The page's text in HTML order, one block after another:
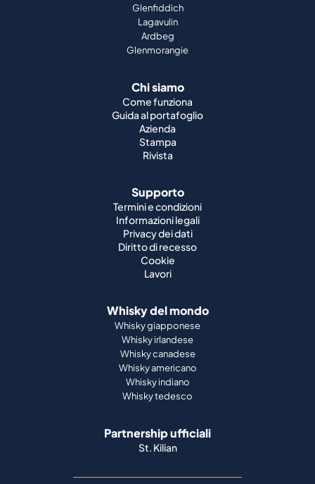
Glenfiddich
Lagavulin
Ardbeg
Glenmorangie
Chi siamo
Come funziona
Guida al portafoglio
Azienda
Stampa
Rivista
Supporto
Termini e condizioni
Informazioni legali
Privacy dei dati
Diritto di recesso
Cookie
Lavori
Whisky del mondo
Whisky giapponese
Whisky irlandese
Whisky canadese
Whisky americano
Whisky indiano
Whisky tedesco
Partnership ufficiali
St. Kilian